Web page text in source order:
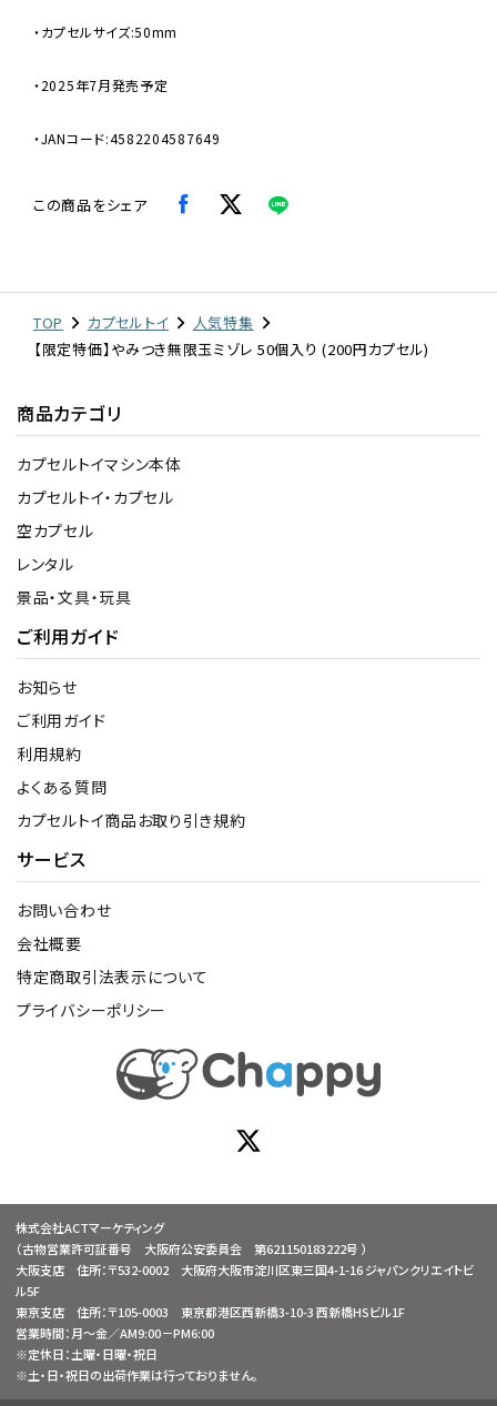
・カプセルサイズ:50mm
・2025年7月発売予定
・JANコード:4582204587649
この商品をシェア
TOP カプセルトイ
人気特集
【限定特価】やみつき無限玉ミゾレ 50個入り (200円カプセル)
商品カテゴリ
カプセルトイマシン本体
カプセルトイ・カプセル
空カプセル
レンタル
景品・文具・玩具
ご利用ガイド
お知らせ
ご利用ガイド
利用規約
よくある質問
カプセルトイ商品お取り引き規約
サービス
お問い合わせ
会社概要
特定商取引法表示について
プライバシーポリシー
株式会社ACTマーケティング
（古物営業許可証番号 大阪府公安委員会 第621150183222号 ）
大阪支店 住所：〒532-0002 大阪府大阪市淀川区東三国4-1-16 ジャパンクリエイトビ
ル5F
東京支店 住所：〒105-0003 東京都港区西新橋3-10-3 西新橋HSビル1F
営業時間：月～金／AM9:00－PM6:00
※定休日：土曜・日曜・祝日
※土・日・祝日の出荷作業は行っておりません。